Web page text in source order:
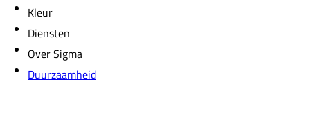
Kleur
Diensten
Over Sigma
Duurzaamheid